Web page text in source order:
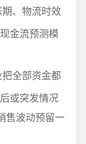
、物流时效
金流预测模
全部资金都
或突发情况
售波动预留一